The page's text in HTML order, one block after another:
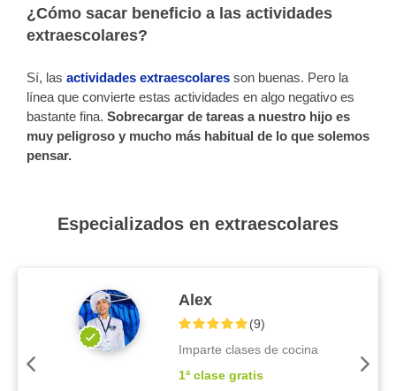
¿Cómo sacar beneficio a las actividades
extraescolares?
Sí, las actividades extraescolares son buenas. Pero la
línea que convierte estas actividades en algo negativo es
bastante fina. Sobrecargar de tareas a nuestro hijo es
muy peligroso y mucho más habitual de lo que solemos
pensar.
Especializados en extraescolares
Alex
(9)
Imparte clases de cocina
1ª clase gratis